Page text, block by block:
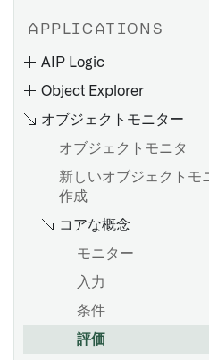
編集専用プロパティ
必須プロパティ
概要
共有プロパティの作
共有プロパティの編
オブジェクトタイプ
ロパティを使用する
メタデータリファレ
概要
概要
はじめに
概要
通知
通知の設定
Webhook
Webhook の設定
必要なライブラリを
トします
オブジェクトに対す
Python 関数から API
しを行う
オントロジーの編集
添付ファイル
ユーザー向けエラー
する
Pipeline Builder で
APPLICATIONS
AIP Logic
Evaluations
はじめに
評価スイートの作成
評価関数とオントロ
評価指標ダッシュボ
Object Explorer
オブジェクトの検索
検索構文
結果のフィルター処
チャートで探索
結果を表示
オブジェクトモニター
オブジェクトモニタ
新しいオブジェクトモ
作成
コアな概念
モニター
入力
条件
評価